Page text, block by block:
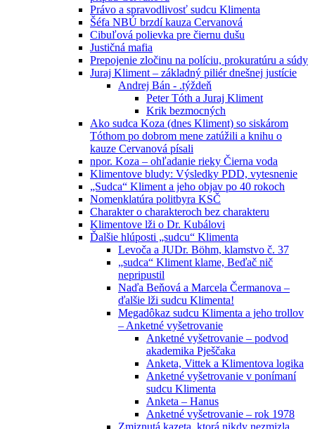
Právo a spravodlivosť sudcu Klimenta
Šéfa NBÚ brzdí kauza Cervanová
Cibuľová polievka pre čiernu dušu
Justičná mafia
Prepojenie zločinu na políciu, prokuratúru a súdy
Juraj Kliment – základný piliér dnešnej justície
Andrej Bán - .týždeň
Peter Tóth a Juraj Kliment
Krik bezmocných
Ako sudca Koza (dnes Kliment) so siskárom
Tóthom po dobrom mene zatúžili a knihu o
kauze Cervanová písali
npor. Koza – ohľadanie rieky Čierna voda
Klimentove bludy: Výsledky PDD, vytesnenie
„Sudca“ Kliment a jeho objav po 40 rokoch
Nomenklatúra politbyra KSČ
Charakter o charakteroch bez charakteru
Klimentove lži o Dr. Kubálovi
Ďalšie hlúposti „sudcu“ Klimenta
Levoča a JUDr. Böhm, klamstvo č. 37
„sudca“ Kliment klame, Beďač nič
nepripustil
Naďa Beňová a Marcela Čermanova –
ďalšie lži sudcu Klimenta!
Megadôkaz sudcu Klimenta a jeho trollov
– Anketné vyšetrovanie
Anketné vyšetrovanie – podvod
akademika Pješčaka
Anketa, Vittek a Klimentova logika
Anketné vyšetrovanie v ponímaní
sudcu Klimenta
Anketa – Hanus
Anketné vyšetrovanie – rok 1978
Zmiznutá kazeta, ktorá nikdy nezmizla